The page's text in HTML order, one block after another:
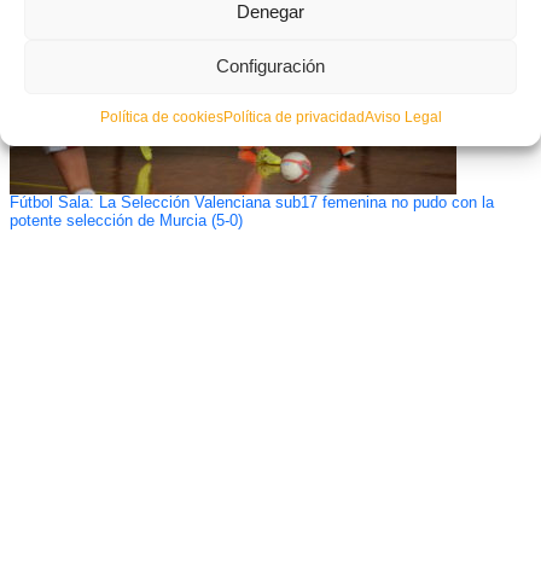
Denegar
Configuración
Política de cookiesPolítica de privacidadAviso Legal
Fútbol Sala: La Selección Valenciana sub17 femenina no pudo con la
potente selección de Murcia (5-0)